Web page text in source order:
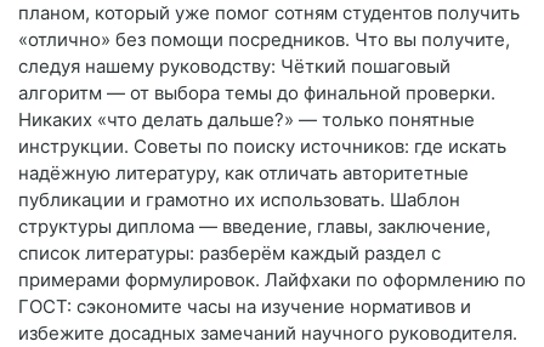
планом, который уже помог сотням студентов получить
«отлично» без помощи посредников. Что вы получите,
следуя нашему руководству: Чёткий пошаговый
алгоритм — от выбора темы до финальной проверки.
Никаких «что делать дальше?» — только понятные
инструкции. Советы по поиску источников: где искать
надёжную литературу, как отличать авторитетные
публикации и грамотно их использовать. Шаблон
структуры диплома — введение, главы, заключение,
список литературы: разберём каждый раздел с
примерами формулировок. Лайфхаки по оформлению по
ГОСТ: сэкономите часы на изучение нормативов и
избежите досадных замечаний научного руководителя.